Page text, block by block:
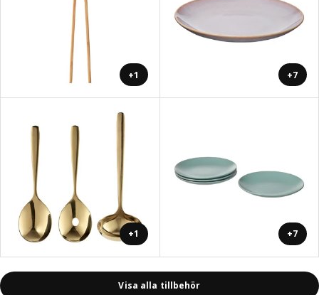
+1 +7
+1 +7
Visa alla tillbehör